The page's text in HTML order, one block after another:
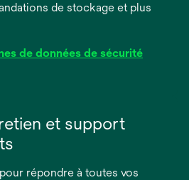
de stockage et plus
de données de sécurité
et support
répondre à toutes vos